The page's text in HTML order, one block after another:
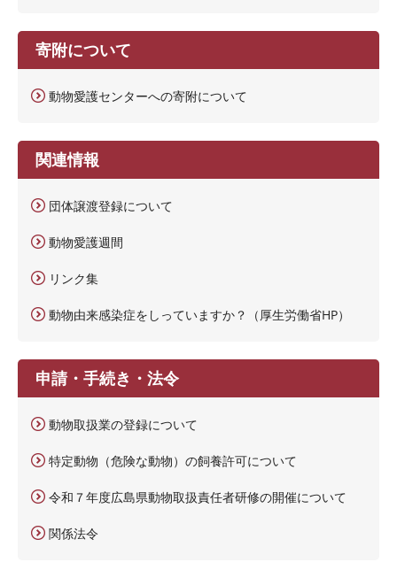
寄附について
動物愛護センターへの寄附について
関連情報
団体譲渡登録について
動物愛護週間
リンク集
動物由来感染症をしっていますか？（厚生労働省HP）
申請・手続き・法令
動物取扱業の登録について
特定動物（危険な動物）の飼養許可について
令和７年度広島県動物取扱責任者研修の開催について
関係法令